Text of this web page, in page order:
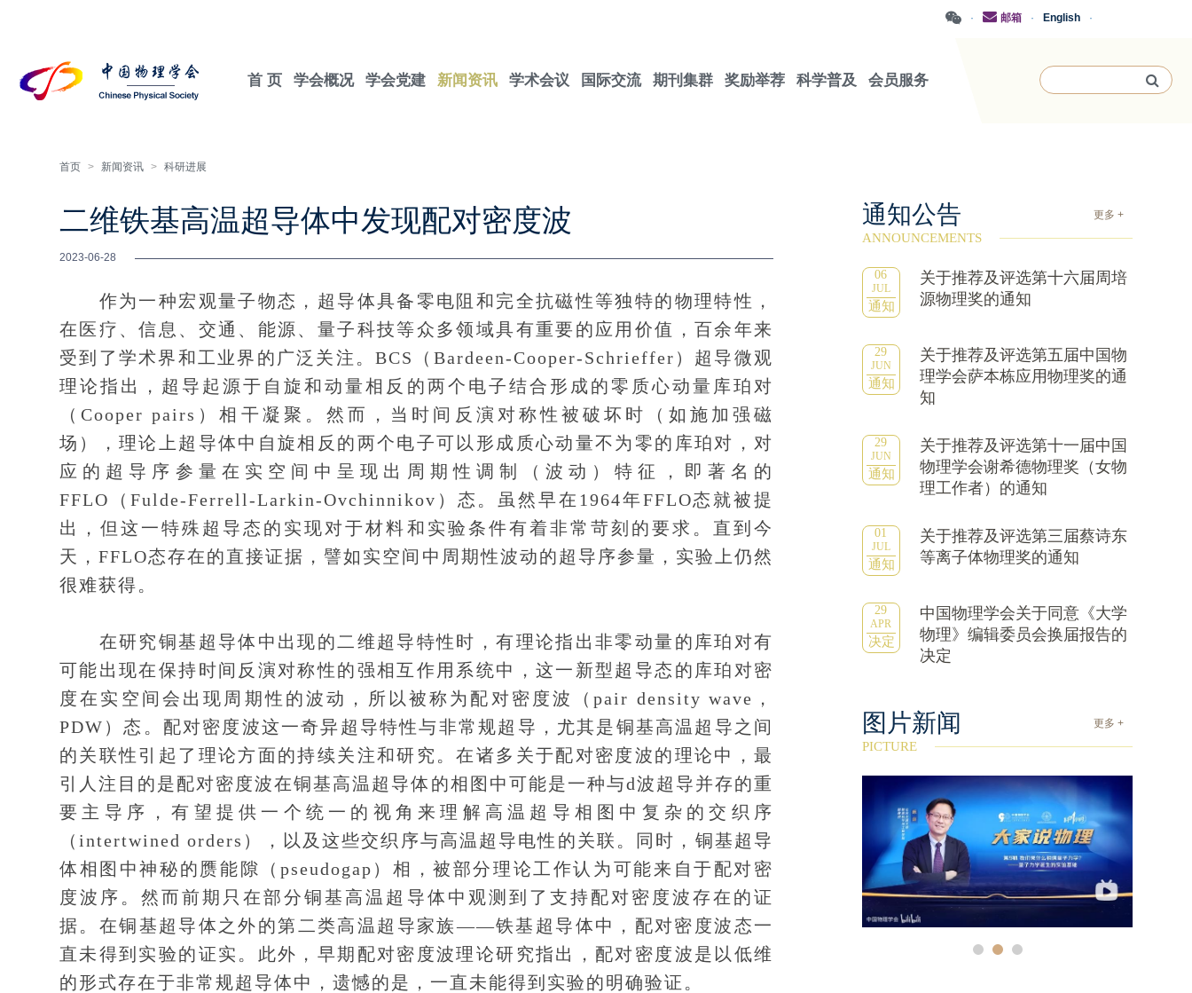
·
English
·
邮箱
·
首 页 学会概况 学会党建 新闻资讯 学术会议 国际交流 期刊集群 奖励举荐 科学普及 会员服务
首页 > 新闻资讯 > 科研进展
二维铁基高温超导体中发现配对密度波
2023-06-28
作为一种宏观量子物态，超导体具备零电阻和完全抗磁性等独特的物理特性，
在医疗、信息、交通、能源、量子科技等众多领域具有重要的应用价值，百余年来
受到了学术界和工业界的广泛关注。BCS（Bardeen-Cooper-Schrieffer）超导微观
理论指出，超导起源于自旋和动量相反的两个电子结合形成的零质心动量库珀对
（Cooper pairs）相干凝聚。然而，当时间反演对称性被破坏时（如施加强磁
场），理论上超导体中自旋相反的两个电子可以形成质心动量不为零的库珀对，对
应的超导序参量在实空间中呈现出周期性调制（波动）特征，即著名的
FFLO（Fulde-Ferrell-Larkin-Ovchinnikov）态。虽然早在1964年FFLO态就被提
出，但这一特殊超导态的实现对于材料和实验条件有着非常苛刻的要求。直到今
天，FFLO态存在的直接证据，譬如实空间中周期性波动的超导序参量，实验上仍然
很难获得。
在研究铜基超导体中出现的二维超导特性时，有理论指出非零动量的库珀对有
可能出现在保持时间反演对称性的强相互作用系统中，这一新型超导态的库珀对密
度在实空间会出现周期性的波动，所以被称为配对密度波（pair density wave，
PDW）态。配对密度波这一奇异超导特性与非常规超导，尤其是铜基高温超导之间
的关联性引起了理论方面的持续关注和研究。在诸多关于配对密度波的理论中，最
引人注目的是配对密度波在铜基高温超导体的相图中可能是一种与d波超导并存的重
要主导序，有望提供一个统一的视角来理解高温超导相图中复杂的交织序
（intertwined orders），以及这些交织序与高温超导电性的关联。同时，铜基超导
体相图中神秘的赝能隙（pseudogap）相，被部分理论工作认为可能来自于配对密
度波序。然而前期只在部分铜基高温超导体中观测到了支持配对密度波存在的证
据。在铜基超导体之外的第二类高温超导家族——铁基超导体中，配对密度波态一
直未得到实验的证实。此外，早期配对密度波理论研究指出，配对密度波是以低维
的形式存在于非常规超导体中，遗憾的是，一直未能得到实验的明确验证。
通知公告 更多 +
ANNOUNCEMENTS
06
JUL
通知
关于推荐及评选第十六届周培
源物理奖的通知
29
JUN
通知
关于推荐及评选第五届中国物
理学会萨本栋应用物理奖的通
知
29
JUN
通知
关于推荐及评选第十一届中国
物理学会谢希德物理奖（女物
理工作者）的通知
01
JUL
通知
关于推荐及评选第三届蔡诗东
等离子体物理奖的通知
29
APR
决定
中国物理学会关于同意《大学
物理》编辑委员会换届报告的
决定
更多 +
图片新闻
PICTURE